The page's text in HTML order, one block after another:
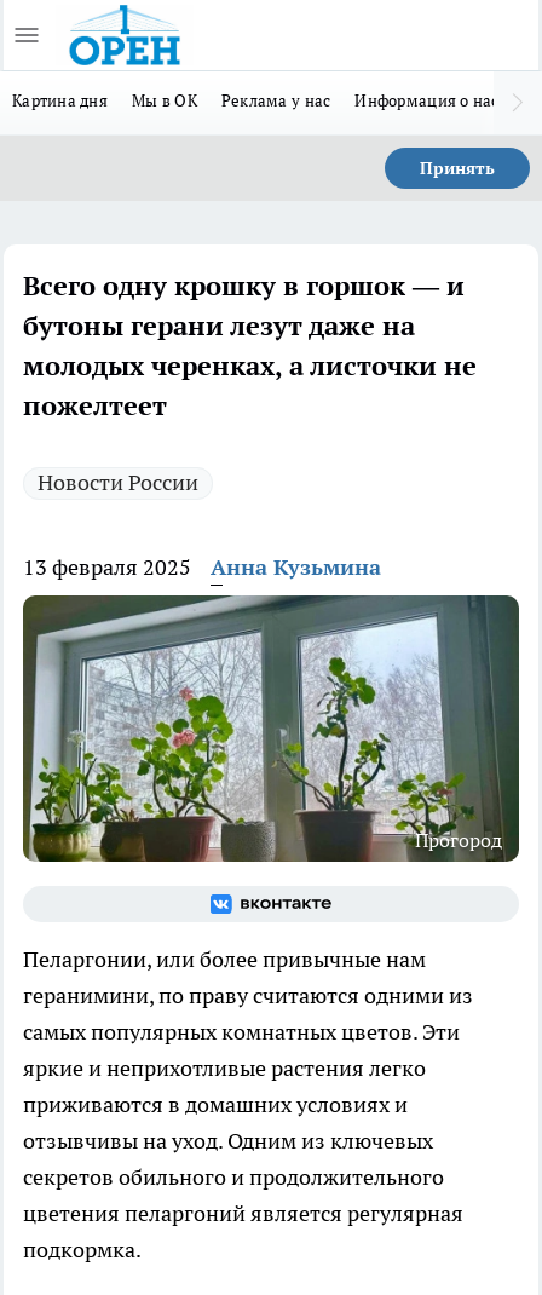
Картина дня Мы в ОК Реклама у нас Информация о нас
Принять
Всего одну крошку в горшок — и
бутоны герани лезут даже на
молодых черенках, а листочки не
пожелтеет
Новости России
13 февраля 2025 Анна Кузьмина
Прогород
Пеларгонии, или более привычные нам
геранимини, по праву считаются одними из
самых популярных комнатных цветов. Эти
яркие и неприхотливые растения легко
приживаются в домашних условиях и
отзывчивы на уход. Одним из ключевых
секретов обильного и продолжительного
цветения пеларгоний является регулярная
подкормка.